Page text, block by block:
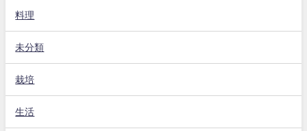
料理
未分類
栽培
生活